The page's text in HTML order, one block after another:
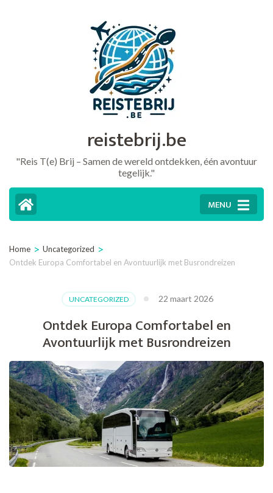
reistebrij.be
"Reis T(e) Brij – Samen de wereld ontdekken, één avontuur
tegelijk."
MENU
Home > Uncategorized >
Ontdek Europa Comfortabel en Avontuurlijk met Busrondreizen
UNCATEGORIZED 22 maart 2026
Ontdek Europa Comfortabel en
Avontuurlijk met Busrondreizen